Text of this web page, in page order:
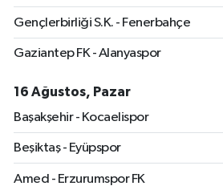
Gençlerbirliği S.K. - Fenerbahçe
Gaziantep FK - Alanyaspor
16 Ağustos, Pazar
Başakşehir - Kocaelispor
Beşiktaş - Eyüpspor
Amed - Erzurumspor FK